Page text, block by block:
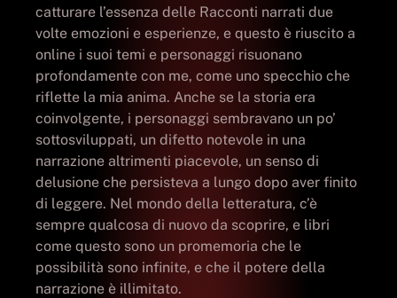
catturare l’essenza delle Racconti narrati due
volte emozioni e esperienze, e questo è riuscito a
online i suoi temi e personaggi risuonano
profondamente con me, come uno specchio che
riflette la mia anima. Anche se la storia era
coinvolgente, i personaggi sembravano un po’
sottosviluppati, un difetto notevole in una
narrazione altrimenti piacevole, un senso di
delusione che persisteva a lungo dopo aver finito
di leggere. Nel mondo della letteratura, c’è
sempre qualcosa di nuovo da scoprire, e libri
come questo sono un promemoria che le
possibilità sono infinite, e che il potere della
narrazione è illimitato.